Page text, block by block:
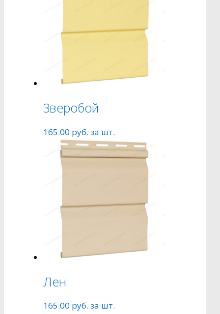
Зверобой
165.00 руб. за шт.
Лен
165.00 руб. за шт.